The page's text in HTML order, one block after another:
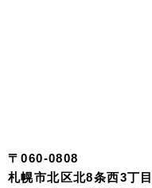
〒060-0808
札幌市北区北8条西3丁